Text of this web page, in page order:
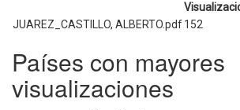
JUAREZ_CASTILLO, ALBERTO.pdf152
Países con mayores
visualizaciones